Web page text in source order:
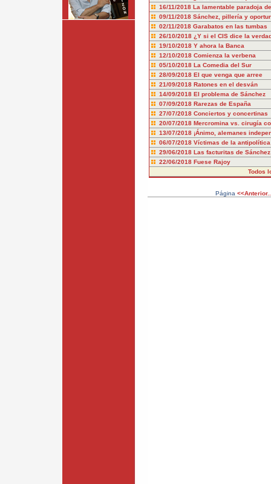
16/11/2018 La lamentable paradoja
09/11/2018 Sánchez, pillería y
02/11/2018 Garabatos en las tumbas
26/10/2018 ¿Y si el CIS dice la
19/10/2018 Y ahora la Banca
12/10/2018 Comienza la verbena
05/10/2018 La Comedia del Sur
28/09/2018 El que venga que arree
21/09/2018 Ratones en el desván
14/09/2018 El problema de Sánchez
07/09/2018 Rarezas de España
27/07/2018 Conciertos y concertinas
20/07/2018 Mercromina vs. cirugía
13/07/2018 ¡Ánimo, alemanes
06/07/2018 Víctimas de la antipolítica
29/06/2018 Las facturitas de
22/06/2018 Fuese Rajoy
Todos
Página